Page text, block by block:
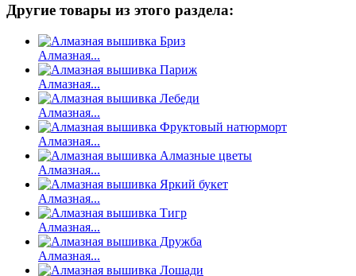
Другие товары из этого раздела:
Алмазная...
Алмазная...
Алмазная...
Алмазная...
Алмазная...
Алмазная...
Алмазная...
Алмазная...